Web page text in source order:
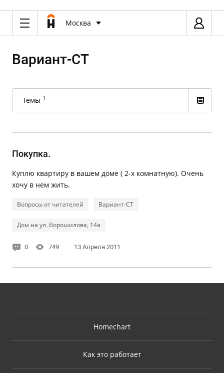
Москва
Вариант-СТ
Темы 1
Покупка.
Куплю квартиру в вашем доме ( 2-х комнатную). Очень
хочу в нем жить.
Вопросы от читателей Вариант-СТ
Дом на ул. Ворошилова, 14а
0 749 13 Апреля 2011
Homechart
Как это работает